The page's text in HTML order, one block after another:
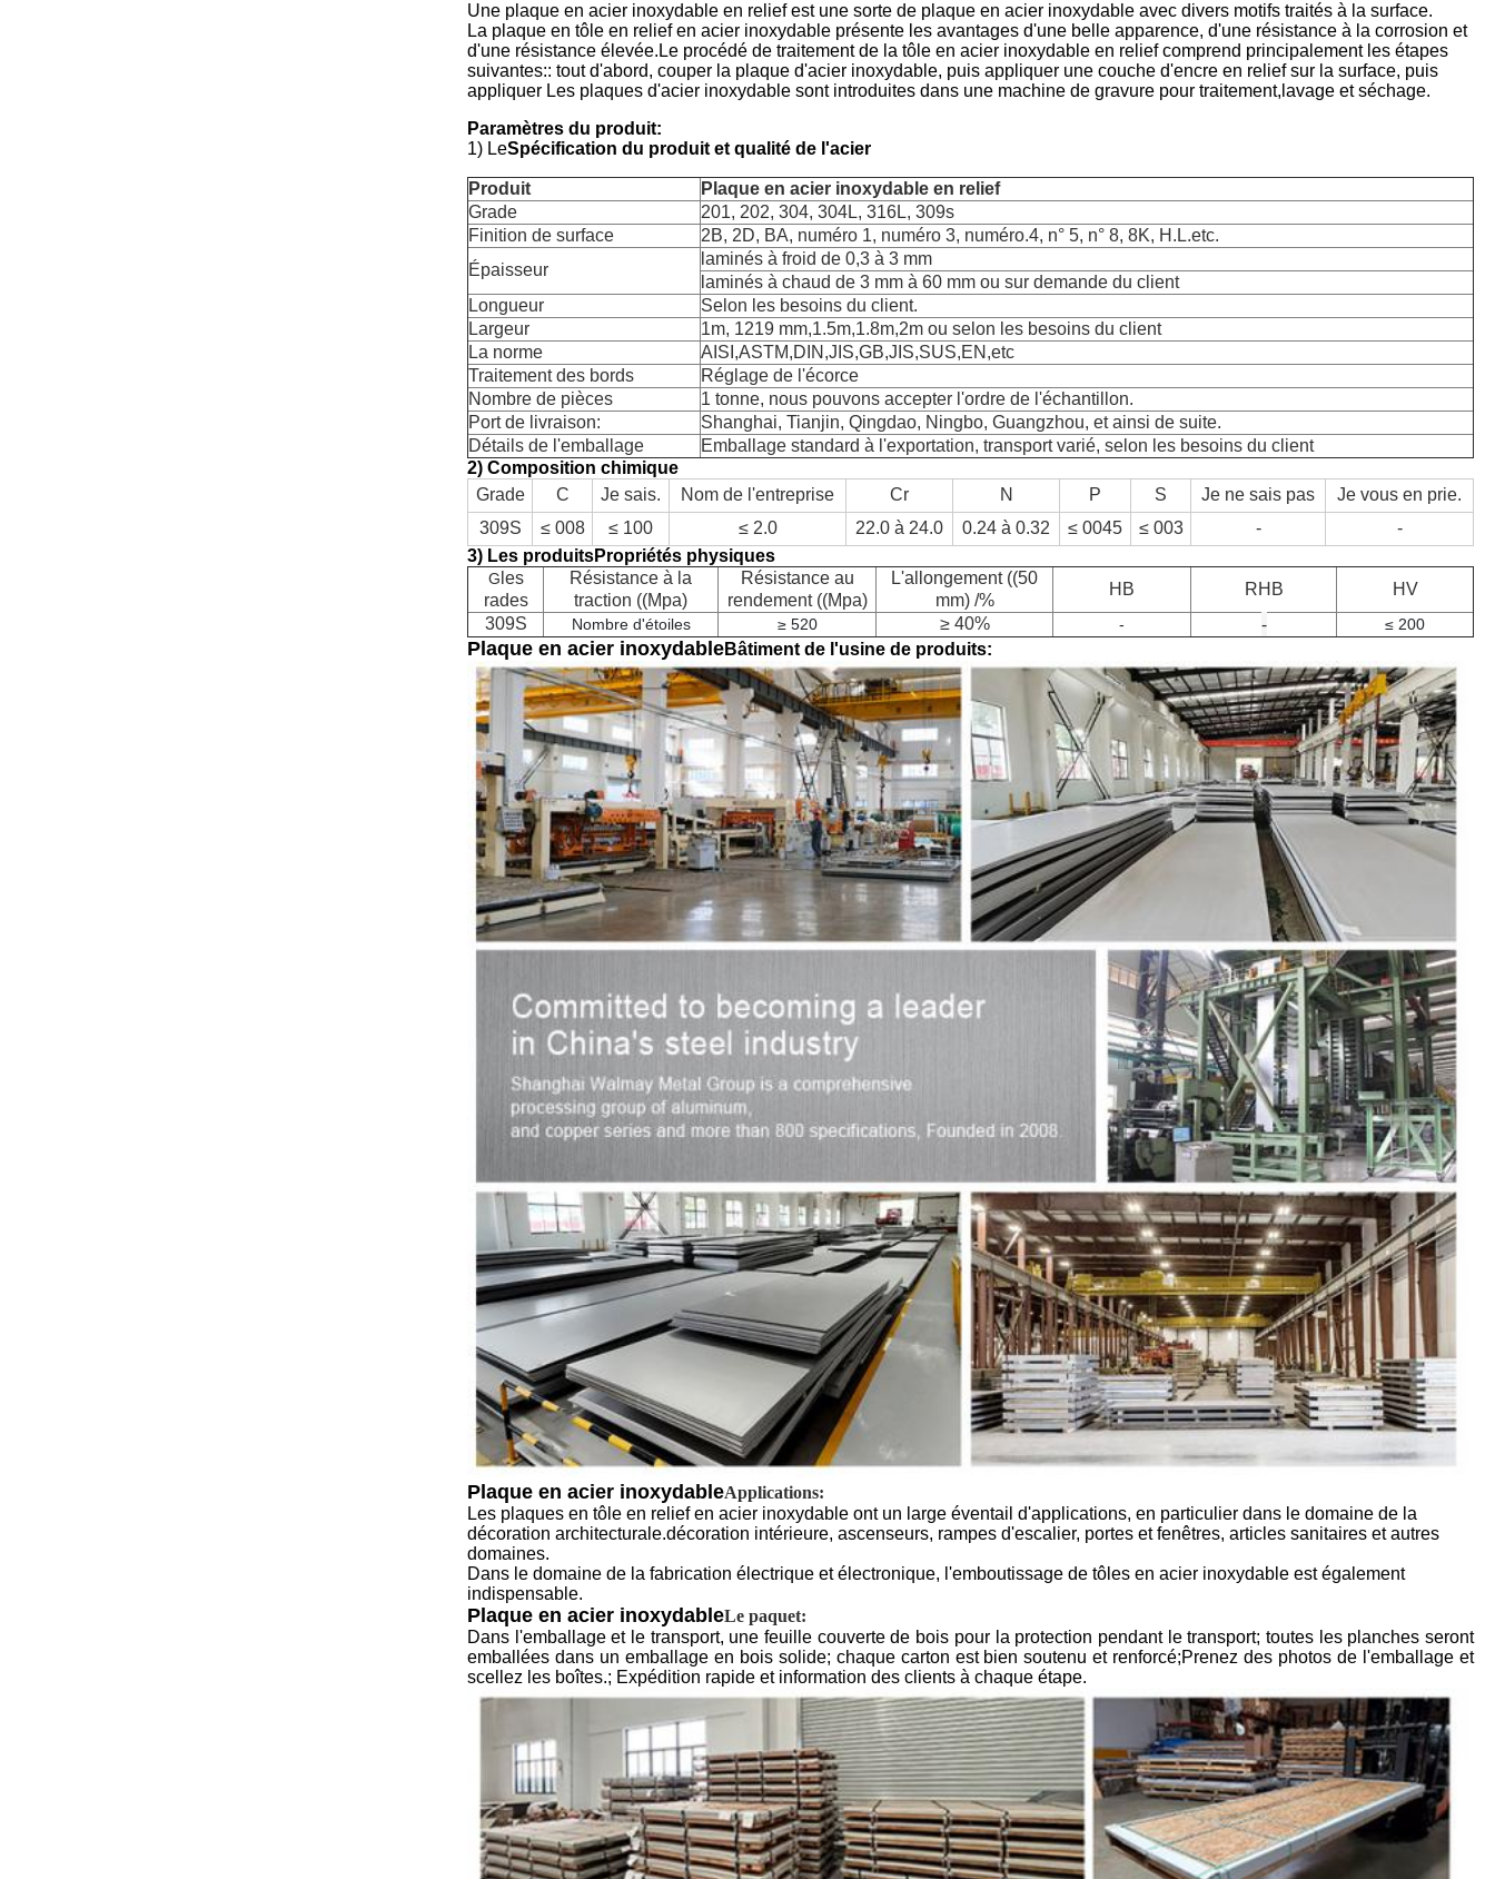
Une plaque en acier inoxydable en relief est une sorte de plaque en acier inoxydable avec divers motifs traités à la surface.
La plaque en tôle en relief en acier inoxydable présente les avantages d'une belle apparence, d'une résistance à la corrosion et
d'une résistance élevée.Le procédé de traitement de la tôle en acier inoxydable en relief comprend principalement les étapes
suivantes:: tout d'abord, couper la plaque d'acier inoxydable, puis appliquer une couche d'encre en relief sur la surface, puis
appliquer Les plaques d'acier inoxydable sont introduites dans une machine de gravure pour traitement,lavage et séchage.
Paramètres du produit:
1) LeSpécification du produit et qualité de l'acier
Produit
Plaque en acier inoxydable en relief
Grade
201, 202, 304, 304L, 316L, 309s
Finition de surface
2B, 2D, BA, numéro 1, numéro 3, numéro.4, n° 5, n° 8, 8K, H.L.etc.
Épaisseur
laminés à froid de 0,3 à 3 mm
laminés à chaud de 3 mm à 60 mm ou sur demande du client
Longueur
Selon les besoins du client.
Largeur
1m, 1219 mm,1.5m,1.8m,2m ou selon les besoins du client
La norme
AISI,ASTM,DIN,JIS,GB,JIS,SUS,EN,etc
Traitement des bords
Réglage de l'écorce
Nombre de pièces
1 tonne, nous pouvons accepter l'ordre de l'échantillon.
Port de livraison:
Shanghai, Tianjin, Qingdao, Ningbo, Guangzhou, et ainsi de suite.
Détails de l'emballage
Emballage standard à l'exportation, transport varié, selon les besoins du client
2) Composition chimique
Grade
C Je sais. Nom de l'entreprise Cr N P S Je ne sais pas
Je vous en prie.
309S
≤ 008 ≤ 100 ≤ 2.0 22.0 à 24.0 0.24 à 0.32 ≤ 0045 ≤ 003 -
-
3) Les produitsPropriétés physiques
G les
rades
Résistance à la
traction ((Mpa)
Résistance au
rendement ((Mpa)
L'allongement ((50
mm) /%
HB RHB
HV
309S
Nombre d'étoiles ≥ 520 ≥ 40% - - ≤ 200
Plaque en acier inoxydableBâtiment de l'usine de produits:
Plaque en acier inoxydableApplications:
Les plaques en tôle en relief en acier inoxydable ont un large éventail d'applications, en particulier dans le domaine de la
décoration architecturale.décoration intérieure, ascenseurs, rampes d'escalier, portes et fenêtres, articles sanitaires et autres
domaines.
Dans le domaine de la fabrication électrique et électronique, l'emboutissage de tôles en acier inoxydable est également
indispensable.
Plaque en acier inoxydableLe paquet:
Dans l'emballage et le transport, une feuille couverte de bois pour la protection pendant le transport; toutes les planches seront
emballées dans un emballage en bois solide; chaque carton est bien soutenu et renforcé;Prenez des photos de l'emballage et
scellez les boîtes.; Expédition rapide et information des clients à chaque étape.